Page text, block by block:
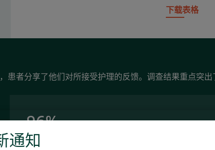
下载表格
者分享了他们对所接受护理的反馈。调查结果重点突出
96%
的患者认为医院认真倾听了他们的需求，并让他
通知